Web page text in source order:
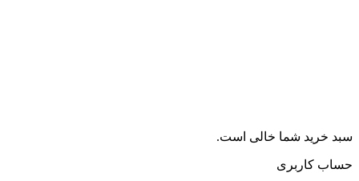
سبد خرید شما خالی است.
حساب کاربری